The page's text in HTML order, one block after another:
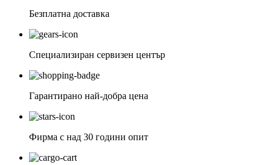
Безплатна доставка
Специализиран сервизен център
Гарантирано най-добра цена
Фирма с над 30 години опит